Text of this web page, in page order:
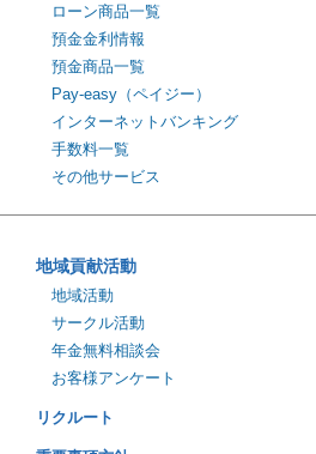
ローン商品一覧
預金金利情報
預金商品一覧
Pay-easy（ペイジー）
インターネットバンキング
手数料一覧
その他サービス
地域貢献活動
地域活動
サークル活動
年金無料相談会
お客様アンケート
リクルート